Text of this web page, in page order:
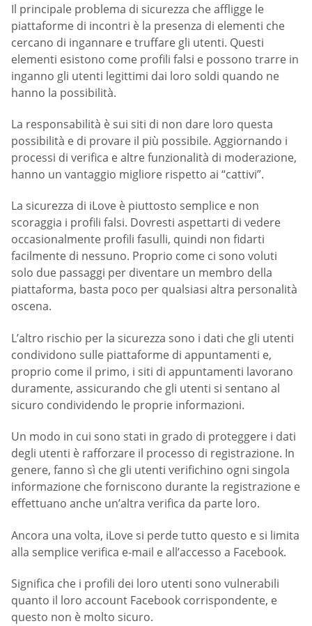
Il principale problema di sicurezza che affligge le
piattaforme di incontri è la presenza di elementi che
cercano di ingannare e truffare gli utenti. Questi
elementi esistono come profili falsi e possono trarre in
inganno gli utenti legittimi dai loro soldi quando ne
hanno la possibilità.
La responsabilità è sui siti di non dare loro questa
possibilità e di provare il più possibile. Aggiornando i
processi di verifica e altre funzionalità di moderazione,
hanno un vantaggio migliore rispetto ai “cattivi”.
La sicurezza di iLove è piuttosto semplice e non
scoraggia i profili falsi. Dovresti aspettarti di vedere
occasionalmente profili fasulli, quindi non fidarti
facilmente di nessuno. Proprio come ci sono voluti
solo due passaggi per diventare un membro della
piattaforma, basta poco per qualsiasi altra personalità
oscena.
L’altro rischio per la sicurezza sono i dati che gli utenti
condividono sulle piattaforme di appuntamenti e,
proprio come il primo, i siti di appuntamenti lavorano
duramente, assicurando che gli utenti si sentano al
sicuro condividendo le proprie informazioni.
Un modo in cui sono stati in grado di proteggere i dati
degli utenti è rafforzare il processo di registrazione. In
genere, fanno sì che gli utenti verifichino ogni singola
informazione che forniscono durante la registrazione e
effettuano anche un’altra verifica da parte loro.
Ancora una volta, iLove si perde tutto questo e si limita
alla semplice verifica e-mail e all’accesso a Facebook.
Significa che i profili dei loro utenti sono vulnerabili
quanto il loro account Facebook corrispondente, e
questo non è molto sicuro.